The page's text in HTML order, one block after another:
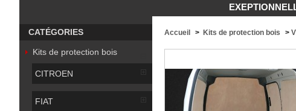
CATÉGORIES
Kits de protection bois
CITROEN
FIAT
Accueil > Kits de protection bois >